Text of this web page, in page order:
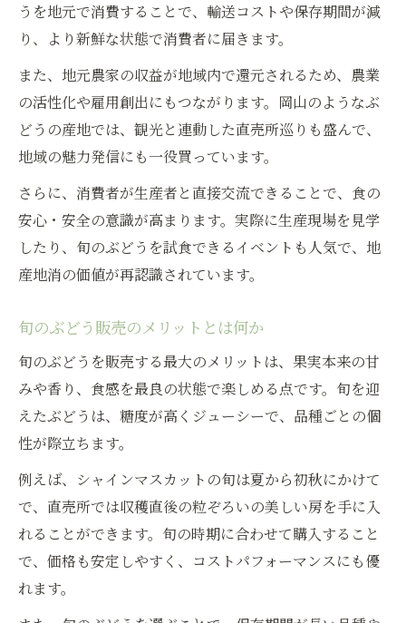
うを地元で消費することで、輸送コストや保存期間が減
り、より新鮮な状態で消費者に届きます。
また、地元農家の収益が地域内で還元されるため、農業
の活性化や雇用創出にもつながります。岡山のようなぶ
どうの産地では、観光と連動した直売所巡りも盛んで、
地域の魅力発信にも一役買っています。
さらに、消費者が生産者と直接交流できることで、食の
安心・安全の意識が高まります。実際に生産現場を見学
したり、旬のぶどうを試食できるイベントも人気で、地
産地消の価値が再認識されています。
旬のぶどう販売のメリットとは何か
旬のぶどうを販売する最大のメリットは、果実本来の甘
みや香り、食感を最良の状態で楽しめる点です。旬を迎
えたぶどうは、糖度が高くジューシーで、品種ごとの個
性が際立ちます。
例えば、シャインマスカットの旬は夏から初秋にかけて
で、直売所では収穫直後の粒ぞろいの美しい房を手に入
れることができます。旬の時期に合わせて購入すること
で、価格も安定しやすく、コストパフォーマンスにも優
れます。